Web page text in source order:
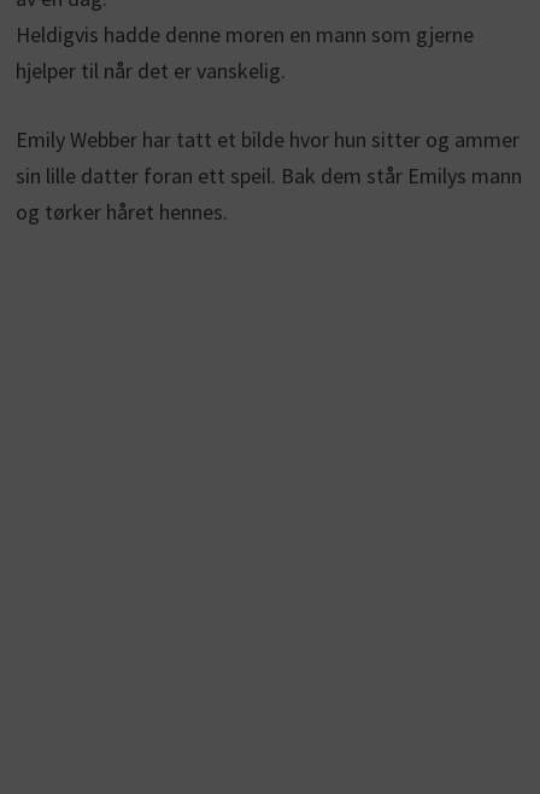
Heldigvis hadde denne moren en mann som gjerne
hjelper til når det er vanskelig.
Emily Webber har tatt et bilde hvor hun sitter og ammer
sin lille datter foran ett speil. Bak dem står Emilys mann
og tørker håret hennes.